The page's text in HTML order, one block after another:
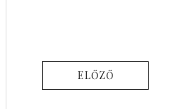
ELŐZŐ